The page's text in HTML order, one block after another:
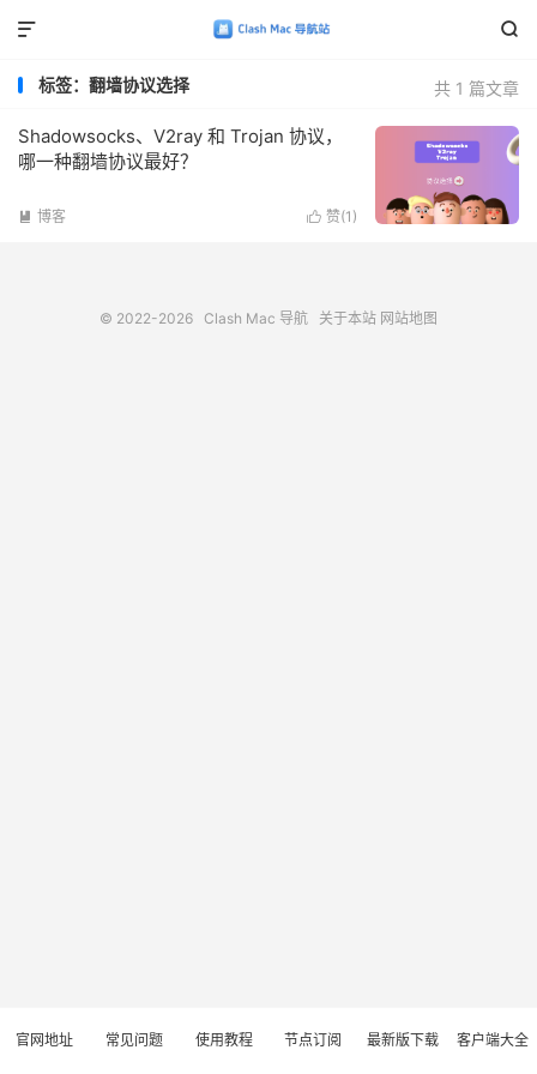


共 1 篇文章
标签：翻墙协议选择
Shadowsocks、V2ray 和 Trojan 协议，
哪一种翻墙协议最好？
 赞(1 )
 博客
© 2022-2026 Clash Mac 导航 关于本站 网站地图
官网地址 常见问题 使用教程 节点订阅 最新版下载 客户端大全